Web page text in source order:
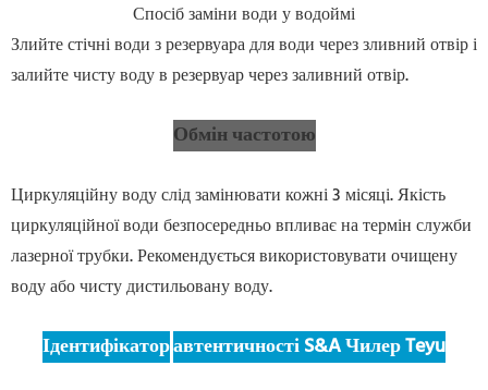
Спосіб заміни води у водоймі
Злийте стічні води з резервуара для води через зливний отвір і
залийте чисту воду в резервуар через заливний отвір.
Обмін частотою
Циркуляційну воду слід замінювати кожні 3 місяці. Якість
циркуляційної води безпосередньо впливає на термін служби
лазерної трубки. Рекомендується використовувати очищену
воду або чисту дистильовану воду.
Ідентифікаторавтентичності S&A Чилер Teyu